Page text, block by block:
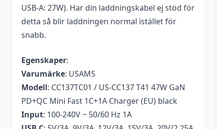
USB-A: 27W). Har din laddningskabel ej stöd för
detta så blir laddningen normal istället för
snabb.
Egenskaper:
Varumärke: USAMS
Modell: CC137TC01 / US-CC137 T41 47W GaN
PD+QC Mini Fast 1C+1A Charger (EU) black
Input: 100-240V ~ 50/60 Hz 1A